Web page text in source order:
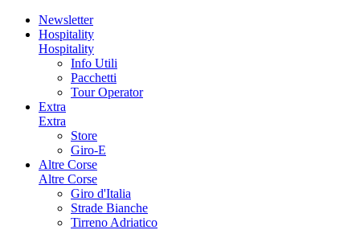
Newsletter
Hospitality
Hospitality
Info Utili
Pacchetti
Tour Operator
Extra
Extra
Store
Giro-E
Altre Corse
Altre Corse
Giro d'Italia
Strade Bianche
Tirreno Adriatico